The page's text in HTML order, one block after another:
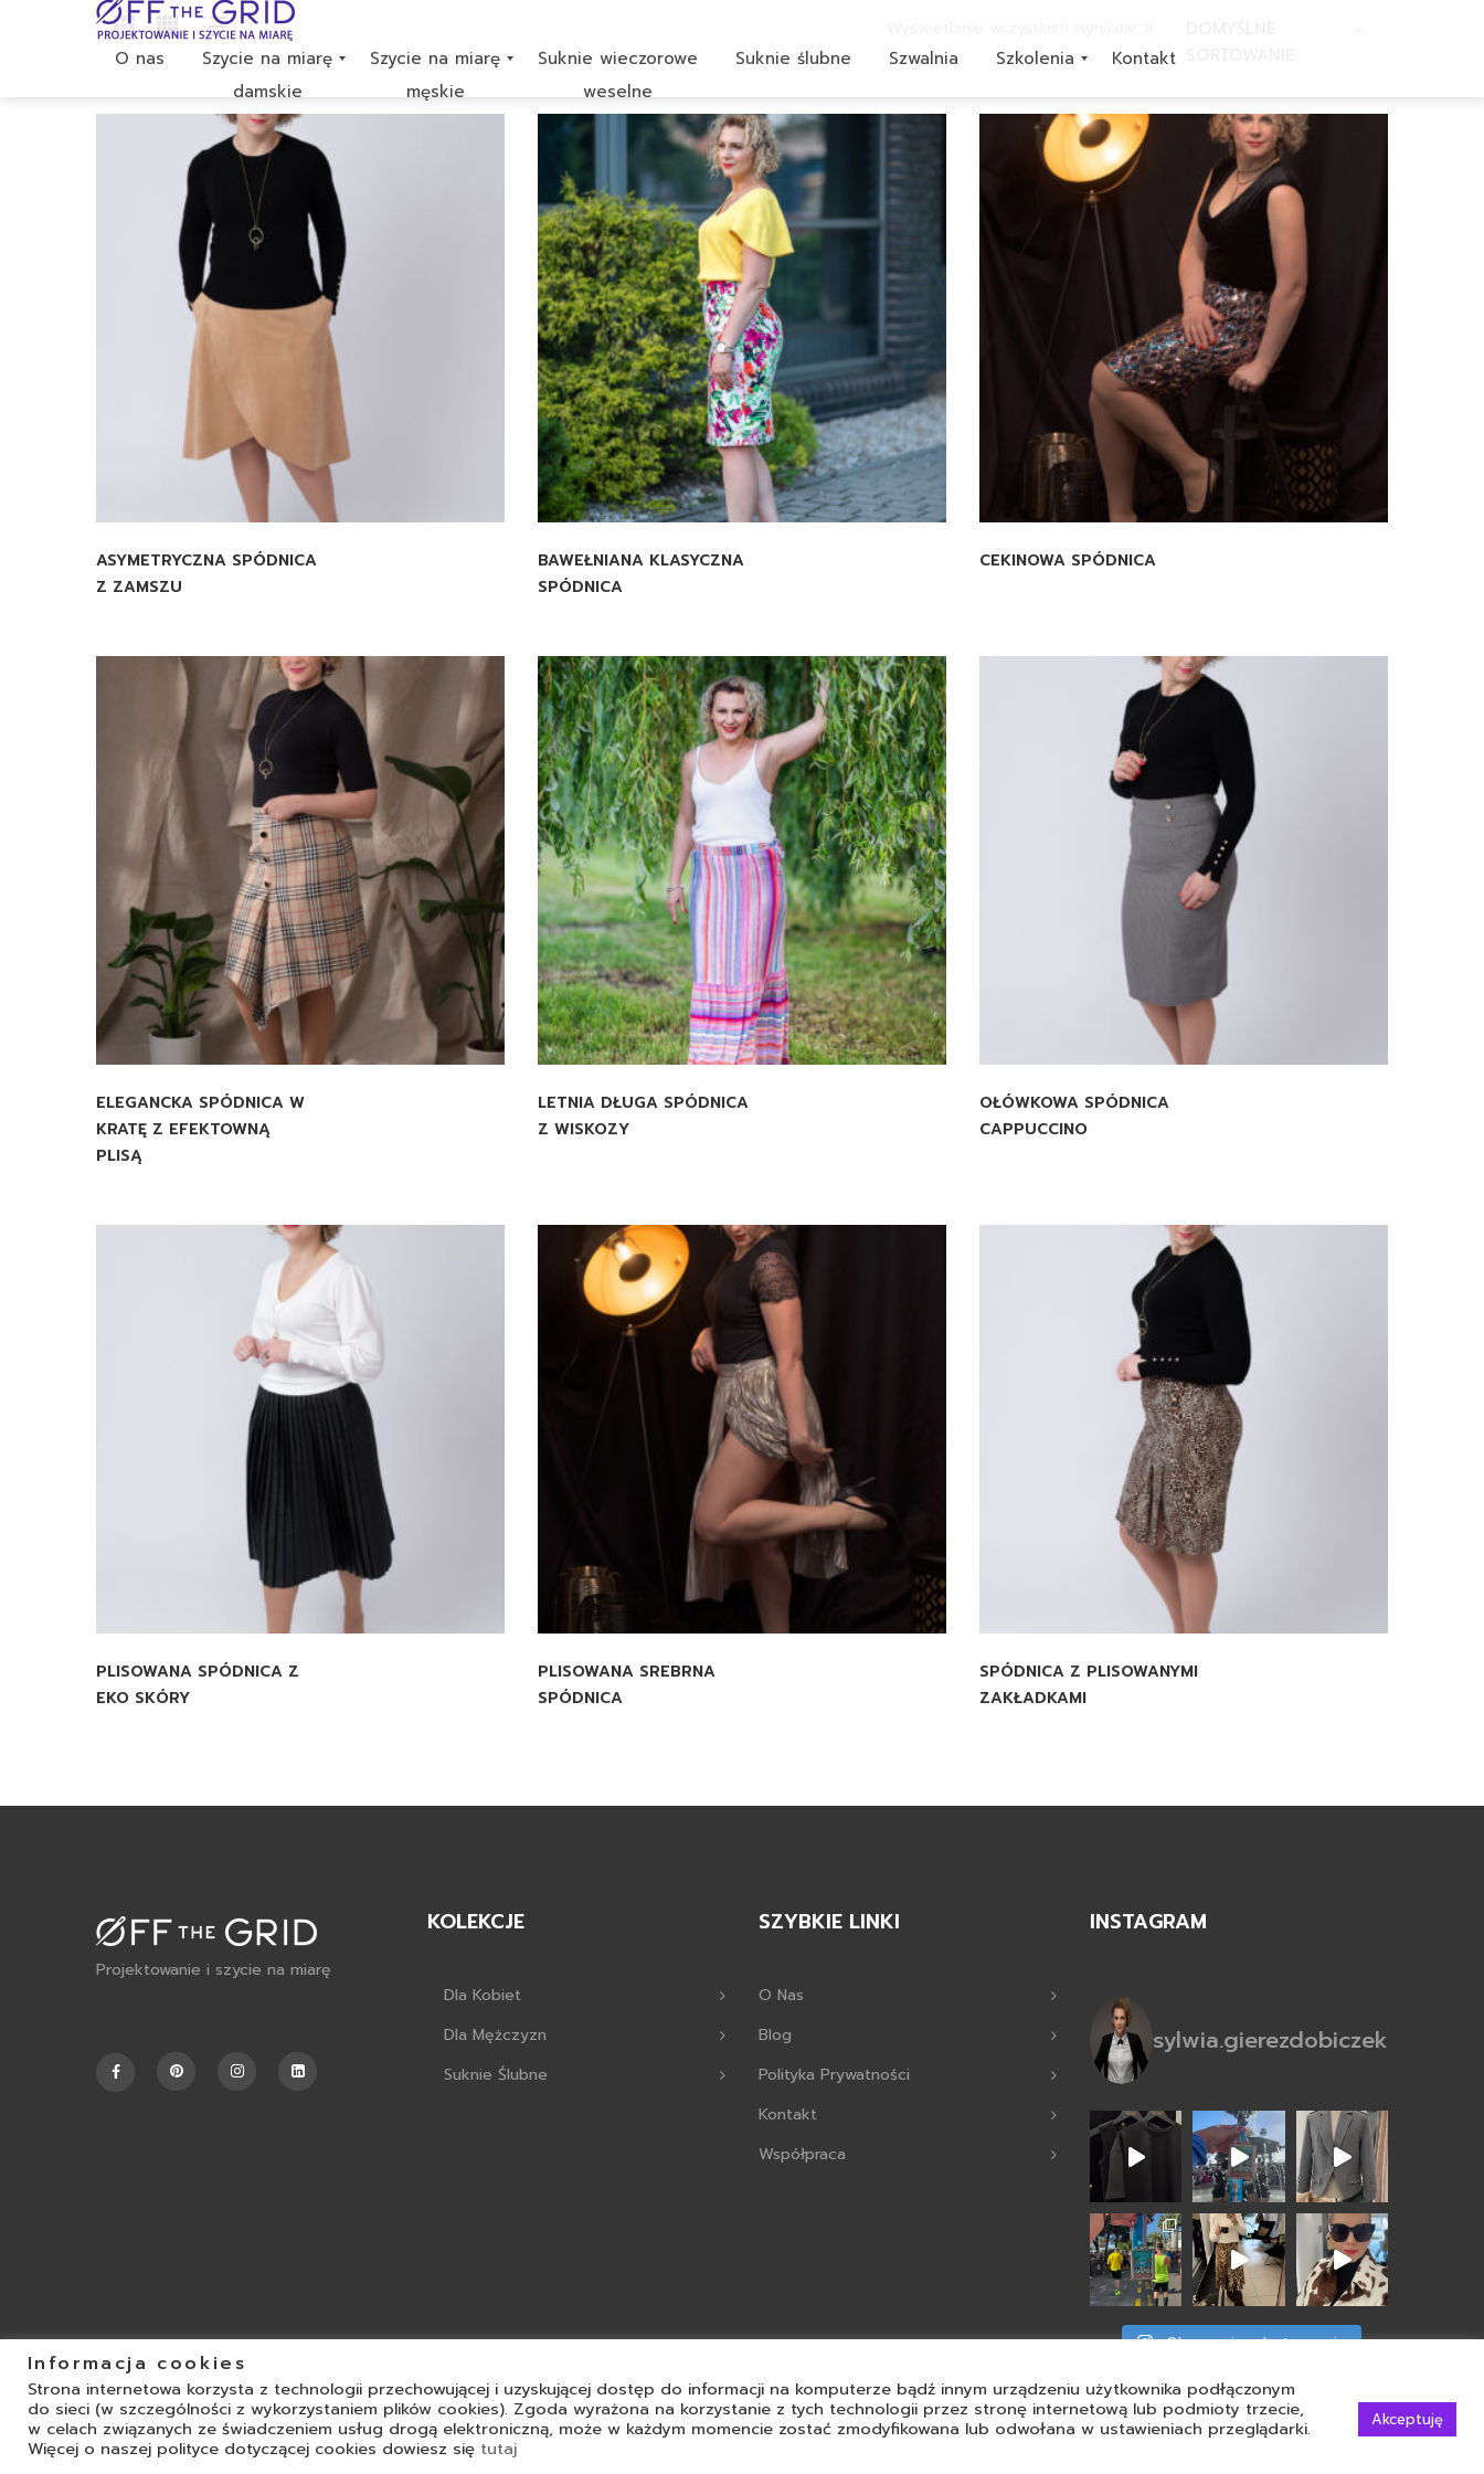
O nas
Szycie na miarę
damskie
Szycie na miarę
męskie
Suknie wieczorowe
weselne
Suknie ślubne Szwalnia Szkolenia Kontakt
ASYMETRYCZNA SPÓDNICA
Z ZAMSZU
BAWEŁNIANA KLASYCZNA
SPÓDNICA
CEKINOWA SPÓDNICA
ELEGANCKA SPÓDNICA W
KRATĘ Z EFEKTOWNĄ
PLISĄ
LETNIA DŁUGA SPÓDNICA
Z WISKOZY
OŁÓWKOWA SPÓDNICA
CAPPUCCINO
PLISOWANA SPÓDNICA Z
EKO SKÓRY
PLISOWANA SREBRNA
SPÓDNICA
SPÓDNICA Z PLISOWANYMI
ZAKŁADKAMI
Projektowanie i szycie na miarę
KOLEKCJE
Dla Kobiet
Dla Mężczyzn
Suknie Ślubne
SZYBKIE LINKI
O Nas
Blog
Polityka Prywatności
Kontakt
Współpraca
INSTAGRAM
sylwia.gierezdobiczek
Obserwuj na Instagramie
Copyright 2024 ©Off The Grid. Wszelkie prawa zastrzeżone. Stworzone przez:Crea3studio
Informacja cookies
Strona internetowa korzysta z technologii przechowującej i uzyskującej dostęp do informacji na komputerze bądź innym urządzeniu użytkownika podłączonym
do sieci (w szczególności z wykorzystaniem plików cookies). Zgoda wyrażona na korzystanie z tych technologii przez stronę internetową lub podmioty trzecie,
w celach związanych ze świadczeniem usług drogą elektroniczną, może w każdym momencie zostać zmodyfikowana lub odwołana w ustawieniach przeglądarki.
Więcej o naszej polityce dotyczącej cookies dowiesz się tutaj
Akceptuję